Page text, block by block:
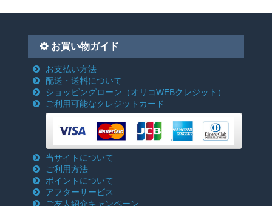
お買い物ガイド
お支払い方法
配送・送料について
ショッピングローン （オリコWEBクレジット）
ご利用可能なクレジットカード
当サイトについて
ご利用方法
ポイントについて
アフターサービス
ご友人紹介キャンペーン